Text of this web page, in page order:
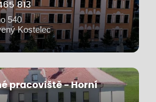
813
540
Kostelec
pracoviště - Horní